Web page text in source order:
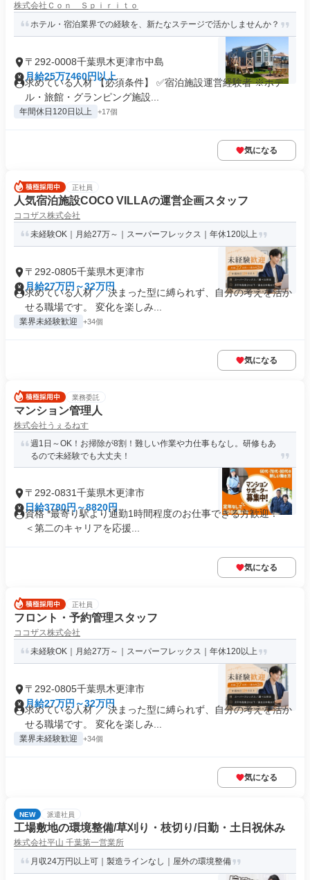
株式会社Ｃｏｎ Ｓｐｉｒｉｔｏ
ホテル・宿泊業界での経験を、新たなステージで活かしませんか？
〒292-0008千葉県木更津市中島
月給25万7460円以上
求めている人材 【必須条件】 ✅宿泊施設運営経験者 ※ホテ
ル・旅館・グランピング施設...
年間休日120日以上 +17個
気になる
正社員
人気宿泊施設COCO VILLAの運営企画スタッフ
ココザス株式会社
未経験OK｜月給27万～｜スーパーフレックス｜年休120以上
〒292-0805千葉県木更津市
月給27万円～32万円
求めている人材 ／ 決まった型に縛られず、自分の考えを活か
せる職場です。 変化を楽しみ...
業界未経験歓迎 +34個
気になる
業務委託
マンション管理人
株式会社うぇるねす
週1日～OK！お掃除が8割！難しい作業や力仕事もなし。研修もあ
るので未経験でも大丈夫！
〒292-0831千葉県木更津市
日給3780円～8820円
資格 *最寄り駅より通勤1時間程度のお仕事できる方歓迎！* *
＜第二のキャリアを応援...
気になる
正社員
フロント・予約管理スタッフ
ココザス株式会社
未経験OK｜月給27万～｜スーパーフレックス｜年休120以上
〒292-0805千葉県木更津市
月給27万円～32万円
求めている人材 ／ 決まった型に縛られず、自分の考えを活か
せる職場です。 変化を楽しみ...
業界未経験歓迎 +34個
気になる
NEW 派遣社員
工場敷地の環境整備/草刈り・枝切り/日勤・土日祝休み
株式会社平山 千葉第一営業所
月収24万円以上可｜製造ラインなし｜屋外の環境整備